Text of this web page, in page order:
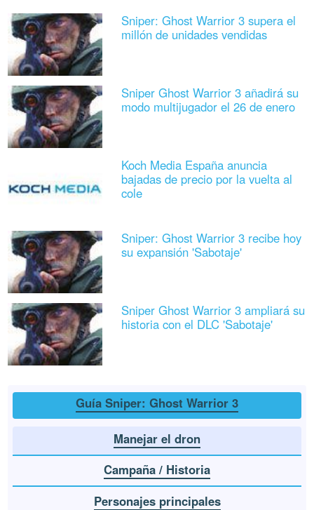
Sniper: Ghost Warrior 3 supera el
millón de unidades vendidas
Sniper Ghost Warrior 3 añadirá su
modo multijugador el 26 de enero
Koch Media España anuncia
bajadas de precio por la vuelta al
cole
Sniper: Ghost Warrior 3 recibe hoy
su expansión 'Sabotaje'
Sniper Ghost Warrior 3 ampliará su
historia con el DLC 'Sabotaje'
Guía Sniper: Ghost Warrior 3
Manejar el dron
Campaña / Historia
Personajes principales